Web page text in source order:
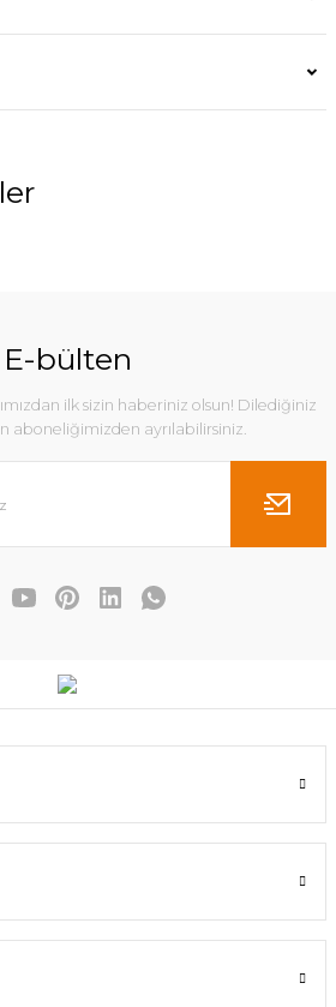
E-bülten
ilk sizin haberiniz olsun! Dilediğiniz
aboneliğimizden ayrılabilirsiniz.